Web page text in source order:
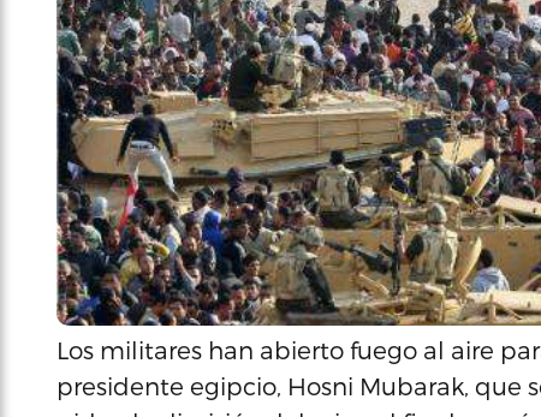
Los militares han abierto fuego al aire
presidente egipcio, Hosni Mubarak, que